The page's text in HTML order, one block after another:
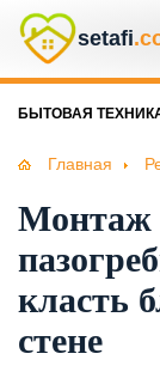
setafi
БЫТОВАЯ
Главная
Монтаж
класть
стене